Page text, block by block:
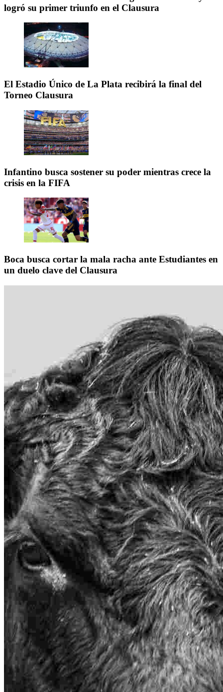
logró su primer triunfo en el Clausura
El Estadio Único de La Plata recibirá la final del
Torneo Clausura
Infantino busca sostener su poder mientras crece la
crisis en la FIFA
Boca busca cortar la mala racha ante Estudiantes en
un duelo clave del Clausura